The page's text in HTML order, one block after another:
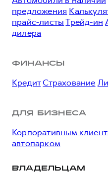
предложения
прайс-листы Трейд-ин
дилера
ФИНАНСЫ
Кредит Страхование
ДЛЯ БИЗНЕСА
Корпоративным
автопарком
ВЛАДЕЛЬЦАМ